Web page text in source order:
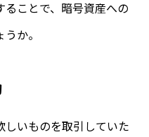
ることで、暗号資産への
か。
しいものを取引していた